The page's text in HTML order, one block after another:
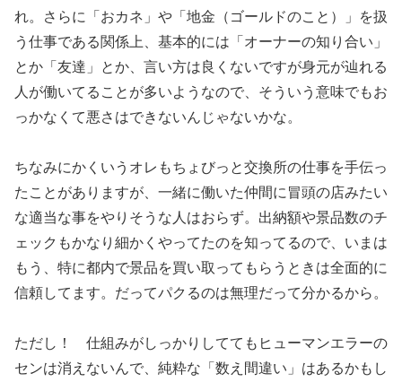
れ。さらに「おカネ」や「 地金（ゴールドのこと）」を扱
う仕事である関係上、基本的には「 オーナーの知り合い」
とか「友達」とか、言い方は良くないですが身元が辿れる
人が働いてることが多いようなので、そういう意味でもお
っかなくて悪さはできないんじゃないかな。
ちなみにかくいうオレもちょびっと交換所の仕事を手伝っ
たことがありますが、一緒に働いた仲間に冒頭の店みたい
な適当な事をやり そうな人はおらず。出納額や景品数のチ
ェックもかなり細かくやってたのを知ってるので、いまは
もう、特に都内で景品を買い取って もらうときは全面的に
信頼してます。だってパクるのは無理だって分かるから。
ただし！ 仕組みがしっかりしててもヒューマンエラーの
センは消えないんで 、純粋な「数え間違い」はあるかもし